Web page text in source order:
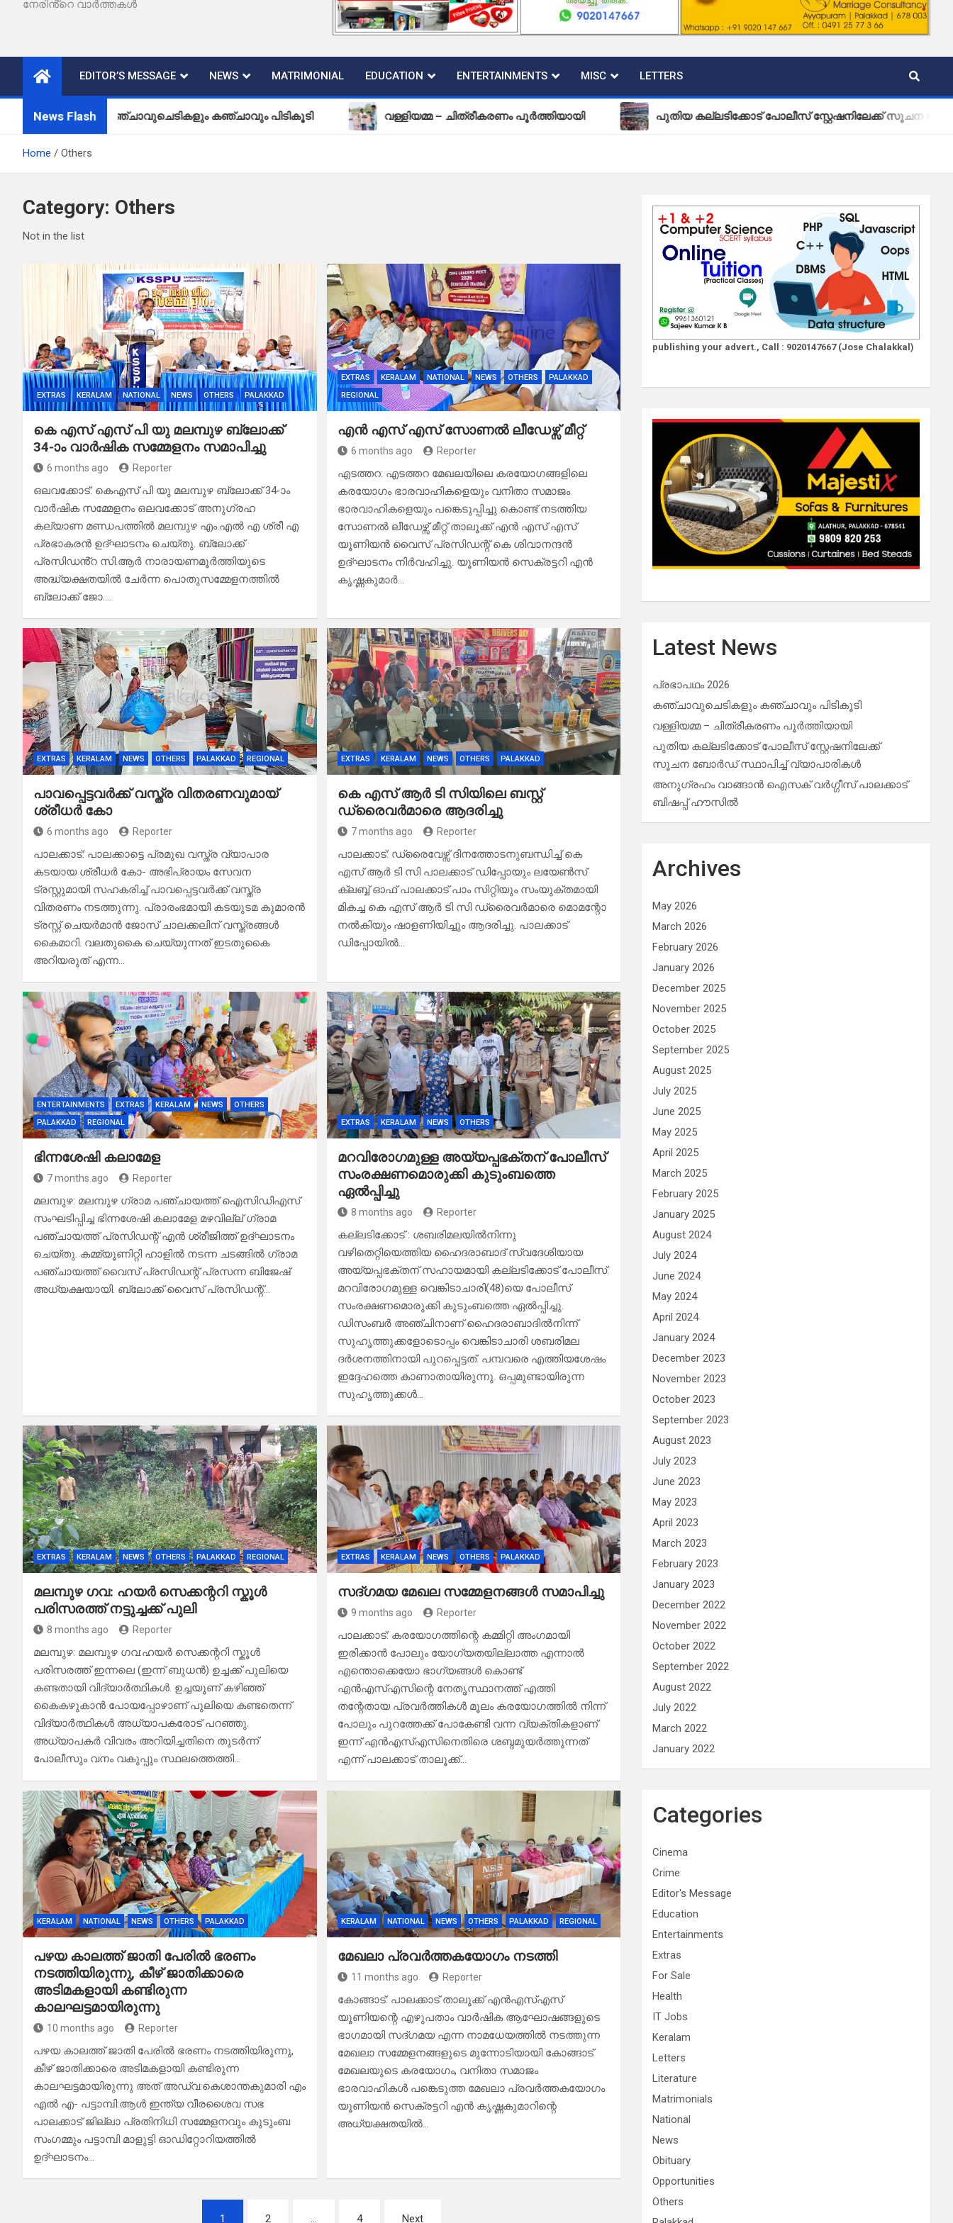
നേരിൻ്റെ വാർത്തകൾ
EDITOR’S MESSAGE NEWS MATRIMONIAL EDUCATION ENTERTAINMENTS MISC LETTERS
News Flash
കഞ്ചാവുചെടികളും കഞ്ചാവും പിടികൂടി വള്ളിയമ്മ – ചിത്രീകരണം പൂർത്തിയായി പുതിയ കല്ലടിക്കോട് പോലീസ് സ്റ്റേഷനിലേക്ക് സൂചന ബോർഡ്
Home Others
Category: Others
Not in the list
EXTRAS KERALAM NATIONAL NEWS OTHERS PALAKKAD
കെ എസ് എസ് പി യു മലമ്പുഴ ബ്ലോക്ക്
34-ാം വാർഷിക സമ്മേളനം സമാപിച്ചു
6 months ago Reporter
ഒലവക്കോട്: കെഎസ് പി യു മലമ്പുഴ ബ്ലോക്ക് 34-ാം
വാർഷിക സമ്മേളനം ഒലവക്കോട് അനുഗ്രഹ
കല്യാണ മണ്ഡപത്തിൽ മലമ്പുഴ എം.എൽ എ ശ്രീ എ
പ്രഭാകരൻ ഉദ്ഘാടനം ചെയ്തു. ബ്ലോക്ക്
പ്രസിഡൻ്റ സി.ആർ നാരായണമൂർത്തിയുടെ
അദ്ധ്യക്ഷതയിൽ ചേർന്ന പൊതുസമ്മേളനത്തിൽ
ബ്ലോക്ക് ജോ.…
EXTRAS KERALAM NATIONAL NEWS OTHERS
PALAKKAD
REGIONAL
എൻ എസ് എസ് സോണൽ ലീഡേഴ്സ് മീറ്റ്
6 months ago Reporter
എടത്തറ: എടത്തറ മേഖലയിലെ കരയോഗങ്ങളിലെ
കരയോഗം ഭാരവാഹികളെയും വനിതാ സമാജം
ഭാരവാഹികളെയും പങ്കെടുപ്പിച്ചു കൊണ്ട് നടത്തിയ
സോണൽ ലീഡേഴ്സ് മീറ്റ് താലൂക്ക് എൻ എസ് എസ്
യൂണിയൻ വൈസ് പ്രസിഡന്റ് കെ ശിവാനന്ദൻ
ഉദ്ഘാടനം നിർവഹിച്ചു. യൂണിയൻ സെക്രട്ടറി എൻ
കൃഷ്ണകുമാർ…
EXTRAS KERALAM NEWS OTHERS PALAKKAD REGIONAL
പാവപ്പെട്ടവർക്ക് വസ്ത്ര വിതരണവുമായ്
ശ്രീധർ കോ
6 months ago Reporter
പാലക്കാട്: പാലക്കാട്ടെ പ്രമുഖ വസ്ത്ര വ്യാപാര
കടയായ ശ്രീധർ കോ- അഭിപ്രായം സേവന
ട്രസ്റ്റുമായി സഹകരിച്ച് പാവപ്പെട്ടവർക്ക് വസ്ത്ര
വിതരണം നടത്തുന്നു. പ്രാരംഭമായി കടയുടമ കുമാരൻ
ട്രസ്റ്റ് ചെയർമാൻ ജോസ് ചാലക്കലിന് വസ്ത്രങ്ങൾ
കൈമാറി. വലതുകൈ ചെയ്യുന്നത് ഇടതുകൈ
അറിയരുത് എന്ന…
EXTRAS KERALAM NEWS OTHERS PALAKKAD
കെ എസ് ആർ ടി സിയിലെ ബസ്റ്റ്
ഡ്രൈവർമാരെ ആദരിച്ചു
7 months ago Reporter
പാലക്കാട്: ഡ്രൈവേഴ്സ് ദിനത്തോടനുബന്ധിച്ച് കെ
എസ് ആർ ടി സി പാലക്കാട് ഡിപ്പോയും ലയേൺസ്
ക്ലബ്ബ് ഓഫ് പാലക്കാട് പാം സിറ്റിയും സംയുക്തമായി
മികച്ച കെ എസ് ആർ ടി സി ഡ്രൈവർമാരെ മൊമന്റോ
നൽകിയും ഷാളണിയിച്ചും ആദരിച്ചു. പാലക്കാട്
ഡിപ്പോയിൽ…
ENTERTAINMENTS EXTRAS KERALAM NEWS
OTHERS
PALAKKAD
REGIONAL
ഭിന്നശേഷി കലാമേള
7 months ago Reporter
മലമ്പുഴ: മലമ്പുഴ ഗ്രാമ പഞ്ചായത്ത് ഐസിഡിഎസ്
സംഘടിപ്പിച്ച ഭിന്നശേഷി കലാമേള മഴവില്ല് ഗ്രാമ
പഞ്ചായത്ത് പ്രസിഡന്റ് എൻ ശ്രീജിത്ത് ഉദ്ഘാടനം
ചെയ്തു. കമ്മ്യൂണിറ്റി ഹാളിൽ നടന്ന ചടങ്ങിൽ ഗ്രാമ
പഞ്ചായത്ത് വൈസ് പ്രസിഡന്റ് പ്രസന്ന ബിജേഷ്
അധ്യക്ഷയായി. ബ്ലോക്ക് വൈസ് പ്രസിഡന്റ്…
EXTRAS KERALAM NEWS OTHERS
മറവിരോഗമുള്ള അയ്യപ്പഭക്തന് പോലീസ്
സംരക്ഷണമൊരുക്കി കുടുംബത്തെ
ഏൽപ്പിച്ചു
8 months ago Reporter
കല്ലടിക്കോട് : ശബരിമലയിൽനിന്നു
വഴിതെറ്റിയെത്തിയ ഹൈദരാബാദ് സ്വദേശിയായ
അയ്യപ്പഭക്തന് സഹായമായി കല്ലടിക്കോട് പോലീസ്.
മറവിരോഗമുള്ള വെങ്കിടാചാരി(48)യെ പോലീസ്
സംരക്ഷണമൊരുക്കി കുടുംബത്തെ ഏൽപ്പിച്ചു.
ഡിസംബർ അഞ്ചിനാണ് ഹൈദരാബാദിൽനിന്ന്
സുഹൃത്തുക്കളോടൊപ്പം വെങ്കിടാചാരി ശബരിമല
ദർശനത്തിനായി പുറപ്പെട്ടത്. പമ്പവരെ എത്തിയശേഷം
ഇദ്ദേഹത്തെ കാണാതായിരുന്നു. ഒപ്പമുണ്ടായിരുന്ന
സുഹൃത്തുക്കൾ…
EXTRAS KERALAM NEWS OTHERS PALAKKAD REGIONAL
മലമ്പുഴ ഗവ: ഹയർ സെക്കന്ററി സ്കൂൾ
പരിസരത്ത് നട്ടുച്ചക്ക് പുലി
8 months ago Reporter
മലമ്പുഴ: മലമ്പുഴ ഗവ:ഹയർ സെക്കന്ററി സ്കൂൾ
പരിസരത്ത് ഇന്നലെ (ഇന്ന് ബുധൻ) ഉച്ചക്ക് പുലിയെ
കണ്ടതായി വിദ്യാർത്ഥികൾ. ഉച്ചയൂണ് കഴിഞ്ഞ്
കൈകഴുകാൻ പോയപ്പോഴാണ് പുലിയെ കണ്ടതെന്ന്
വിദ്യാർത്ഥികൾ അധ്യാപകരോട് പറഞ്ഞു.
അധ്യാപകർ വിവരം അറിയിച്ചതിനെ തുടർന്ന്
പോലീസും വനം വകുപ്പും സ്ഥലത്തെത്തി…
EXTRAS KERALAM NEWS OTHERS PALAKKAD
സദ്ഗമയ മേഖല സമ്മേളനങ്ങൾ സമാപിച്ചു
9 months ago Reporter
പാലക്കാട്: കരയോഗത്തിന്റെ കമ്മിറ്റി അംഗമായി
ഇരിക്കാൻ പോലും യോഗ്യതയില്ലാത്ത എന്നാൽ
എന്തൊക്കെയോ ഭാഗ്യങ്ങൾ കൊണ്ട്
എൻഎസ്എസിന്റെ നേതൃസ്ഥാനത്ത് എത്തി
തന്റേതായ പ്രവർത്തികൾ മൂലം കരയോഗത്തിൽ നിന്ന്
പോലും പുറത്തേക്ക് പോകേണ്ടി വന്ന വ്യക്തികളാണ്
ഇന്ന് എൻഎസ്എസിനെതിരെ ശബ്ദമുയർത്തുന്നത്
എന്ന് പാലക്കാട് താലൂക്ക്…
KERALAM NATIONAL NEWS OTHERS PALAKKAD
പഴയ കാലത്ത് ജാതി പേരിൽ ഭരണം
നടത്തിയിരുന്നു, കീഴ് ജാതിക്കാരെ
അടിമകളായി കണ്ടിരുന്ന
കാലഘട്ടമായിരുന്നു
10 months ago Reporter
പഴയ കാലത്ത് ജാതി പേരിൽ ഭരണം നടത്തിയിരുന്നു,
കീഴ് ജാതിക്കാരെ അടിമകളായി കണ്ടിരുന്ന
കാലഘട്ടമായിരുന്നു അത് അഡ്വ:കെശാന്തകുമാരി എം
എൽ എ- പട്ടാമ്പി:ആൾ ഇന്ത്യ വീരശൈവ സഭ
പാലക്കാട് ജില്ലാ പ്രതിനിധി സമ്മേളനവും കുടുംബ
സംഗമ്മും പട്ടാമ്പി മാളുട്ടി ഓഡിറ്റോറിയത്തിൽ
ഉദ്ഘാടനം…
KERALAM NATIONAL NEWS OTHERS PALAKKAD REGIONAL
മേഖലാ പ്രവർത്തകയോഗം നടത്തി
11 months ago Reporter
കോങ്ങാട്: പാലക്കാട് താലൂക്ക് എൻഎസ്എസ്
യൂണിയന്റെ എഴുപതാം വാർഷിക ആഘോഷങ്ങളുടെ
ഭാഗമായി സദ്ഗമയ എന്ന നാമധേയത്തിൽ നടത്തുന്ന
മേഖലാ സമ്മേളനങ്ങളുടെ മുന്നോടിയായി കോങ്ങാട്
മേഖലയുടെ കരയോഗം, വനിതാ സമാജം
ഭാരവാഹികൾ പങ്കെടുത്ത മേഖലാ പ്രവർത്തകയോഗം
യൂണിയൻ സെക്രട്ടറി എൻ കൃഷ്ണകുമാറിന്റെ
അധ്യക്ഷതയിൽ…
1 2 … 4 Next
publishing your advert., Call : 9020147667 (Jose Chalakkal)
Latest News
പ്രഭാപഥം 2026
കഞ്ചാവുചെടികളും കഞ്ചാവും പിടികൂടി
വള്ളിയമ്മ – ചിത്രീകരണം പൂർത്തിയായി
പുതിയ കല്ലടിക്കോട് പോലീസ് സ്റ്റേഷനിലേക്ക്
സൂചന ബോർഡ് സ്ഥാപിച്ച് വ്യാപാരികൾ
അനുഗ്രഹം വാങ്ങാൻ ഐസക് വര്‍ഗ്ഗീസ് പാലക്കാട്
ബിഷപ്പ് ഹൗസില്‍
Archives
May 2026
March 2026
February 2026
January 2026
December 2025
November 2025
October 2025
September 2025
August 2025
July 2025
June 2025
May 2025
April 2025
March 2025
February 2025
January 2025
August 2024
July 2024
June 2024
May 2024
April 2024
January 2024
December 2023
November 2023
October 2023
September 2023
August 2023
July 2023
June 2023
May 2023
April 2023
March 2023
February 2023
January 2023
December 2022
November 2022
October 2022
September 2022
August 2022
July 2022
March 2022
January 2022
Categories
Cinema
Crime
Editor's Message
Education
Entertainments
Extras
For Sale
Health
IT Jobs
Keralam
Letters
Literature
Matrimonials
National
News
Obituary
Opportunities
Others